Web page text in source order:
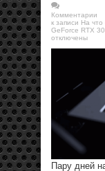
Комментарии
к записи На
GeForce RTX
отключены
Пару дней